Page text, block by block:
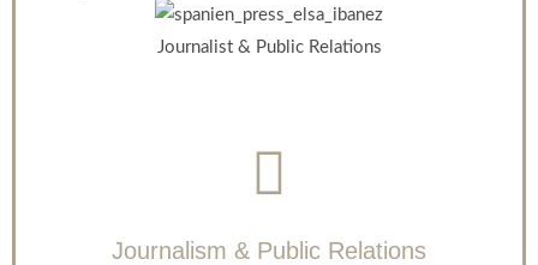
Journalist & Public Relations
Journalism & Public Relations